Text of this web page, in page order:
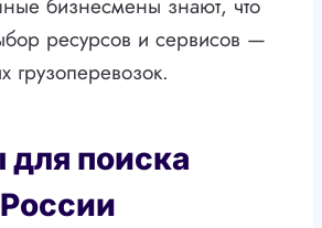
бизнесмены знают, что
ресурсов и сервисов —
грузоперевозок.
поиска